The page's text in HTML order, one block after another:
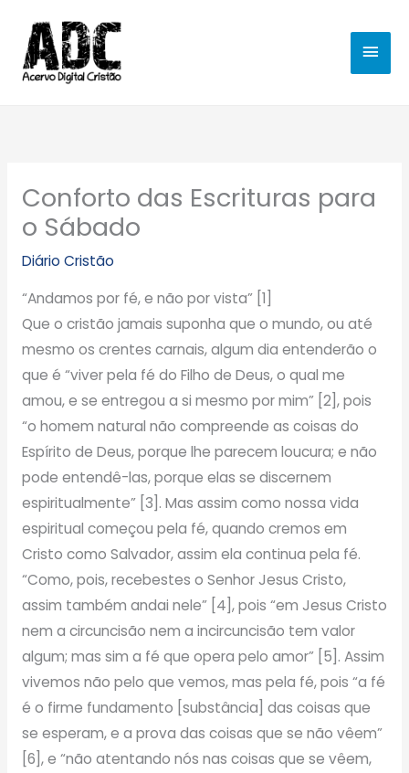
para
conteúdo
Conforto das Escrituras para
o Sábado
Diário Cristão
“Andamos por fé, e não por vista” [1]
Que o cristão jamais suponha que o mundo, ou até
mesmo os crentes carnais, algum dia entenderão o
que é “viver pela fé do Filho de Deus, o qual me
amou, e se entregou a si mesmo por mim” [2], pois
“o homem natural não compreende as coisas do
Espírito de Deus, porque lhe parecem loucura; e não
pode entendê-las, porque elas se discernem
espiritualmente” [3]. Mas assim como nossa vida
espiritual começou pela fé, quando cremos em
Cristo como Salvador, assim ela continua pela fé.
“Como, pois, recebestes o Senhor Jesus Cristo,
assim também andai nele” [4], pois “em Jesus Cristo
nem a circuncisão nem a incircuncisão tem valor
algum; mas sim a fé que opera pelo amor” [5]. Assim
vivemos não pelo que vemos, mas pela fé, pois “a fé
é o firme fundamento [substância] das coisas que
se esperam, e a prova das coisas que se não vêem”
[6], e “não atentando nós nas coisas que se vêem,